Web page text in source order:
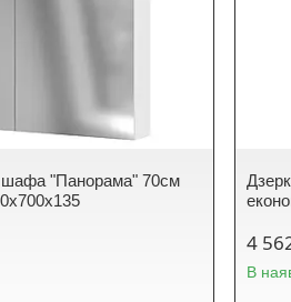
шафа "Панорама" 70см
4
В